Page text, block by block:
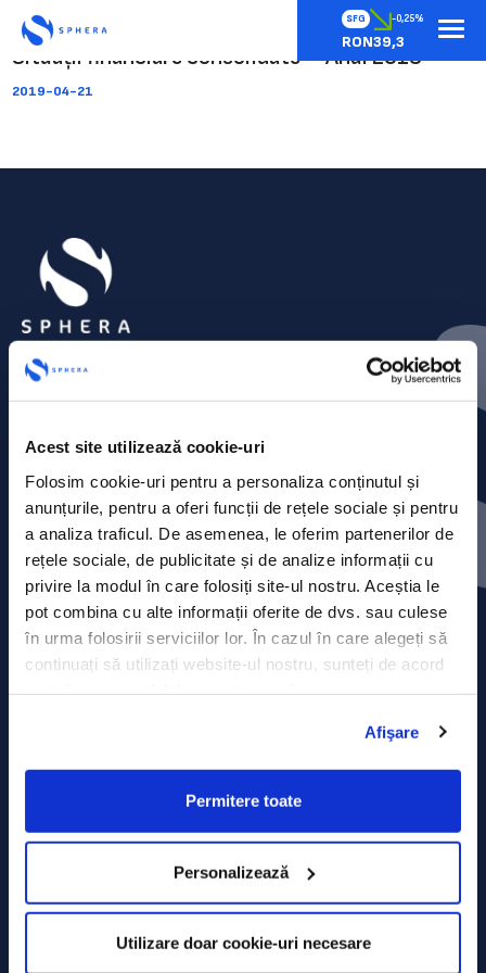
Acest site utilizează cookie-uri
Folosim cookie-uri pentru a personaliza conținutul și
anunțurile, pentru a oferi funcții de rețele sociale și pentru
a analiza traficul. De asemenea, le oferim partenerilor de
rețele sociale, de publicitate și de analize informații cu
privire la modul în care folosiți site-ul nostru. Aceștia le
pot combina cu alte informații oferite de dvs. sau culese
în urma folosirii serviciilor lor. În cazul în care alegeți să
continuați să utilizați website-ul nostru, sunteți de acord
Afişare
Permitere toate
Personalizează
Utilizare doar cookie-uri necesare
SFG -0,25%
RON39,3
Situații financiare consolidate – Anul 2018
2019-04-21
Contact
Comunicate de presă
Politica de confidențialitate
Politica de prelucrare a datelor
Declarația Cookie